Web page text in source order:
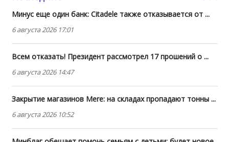
Минус еще один банк: Citadele также отказывается от ...
6 августа 2026 17:01
Всем отказать! Президент рассмотрел 17 прошений о ...
6 августа 2026 14:47
Закрытие магазинов Mere: на складах пропадают тонны ...
6 августа 2026 10:52